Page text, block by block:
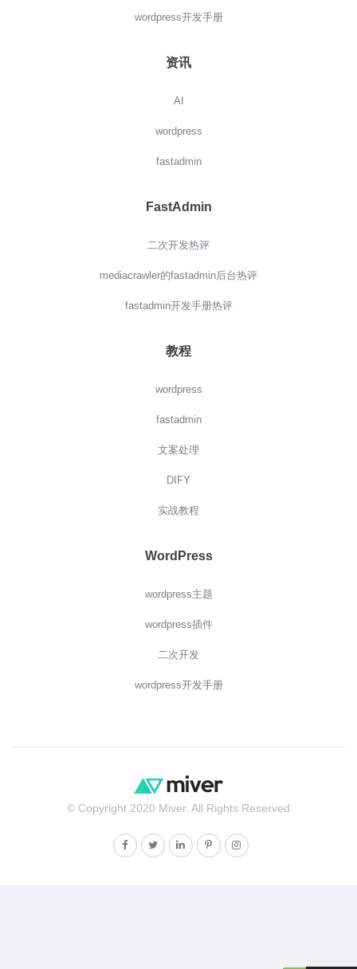
wordpress开发手册
资讯
AI
wordpress
fastadmin
FastAdmin
二次开发热评
mediacrawler的fastadmin后台热评
fastadmin开发手册热评
教程
wordpress
fastadmin
文案处理
DIFY
实战教程
WordPress
wordpress主题
wordpress插件
二次开发
wordpress开发手册
© Copyright 2020 Miver. All Rights Reserved